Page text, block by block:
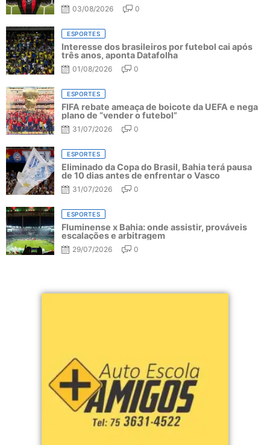
03/08/2026 0
ESPORTES
Interesse dos brasileiros por futebol cai após
três anos, aponta Datafolha
01/08/2026 0
ESPORTES
FIFA rebate ameaça de boicote da UEFA e nega
plano de “vender o futebol”
31/07/2026 0
ESPORTES
Eliminado da Copa do Brasil, Bahia terá pausa
de 10 dias antes de enfrentar o Vasco
31/07/2026 0
ESPORTES
Fluminense x Bahia: onde assistir, prováveis
escalações e arbitragem
29/07/2026 0